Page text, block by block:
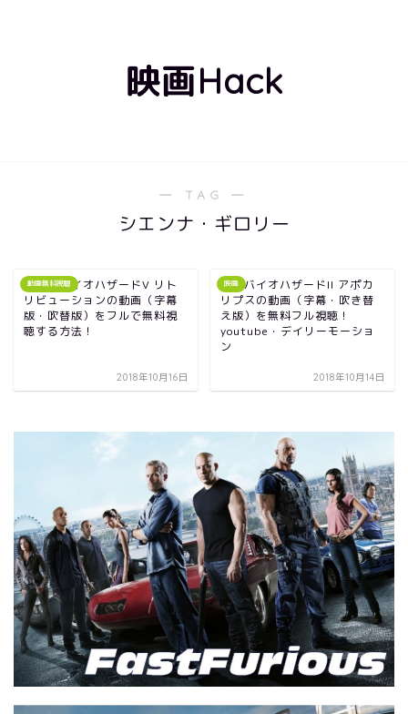
映画Hack
― TAG ―
シエンナ・ギロリー
動画無料視聴
映画｜バイオハザードV リト
リビューションの動画（字幕
版・吹替版）をフルで無料視
聴する方法！
2018年10月16日
映画
映画バイオハザードII アポカ
リプスの動画（字幕・吹き替
え版）を無料フル視聴！
youtube・デイリーモーショ
ン
2018年10月14日